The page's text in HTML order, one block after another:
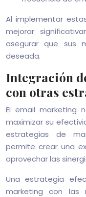
Al implementar
mejorar
asegurar que sus
deseada.
Integración
con otras
El email marketing
maximizar su
estrategias de
permite crear una
aprovechar las
Una estrategia
marketing con las